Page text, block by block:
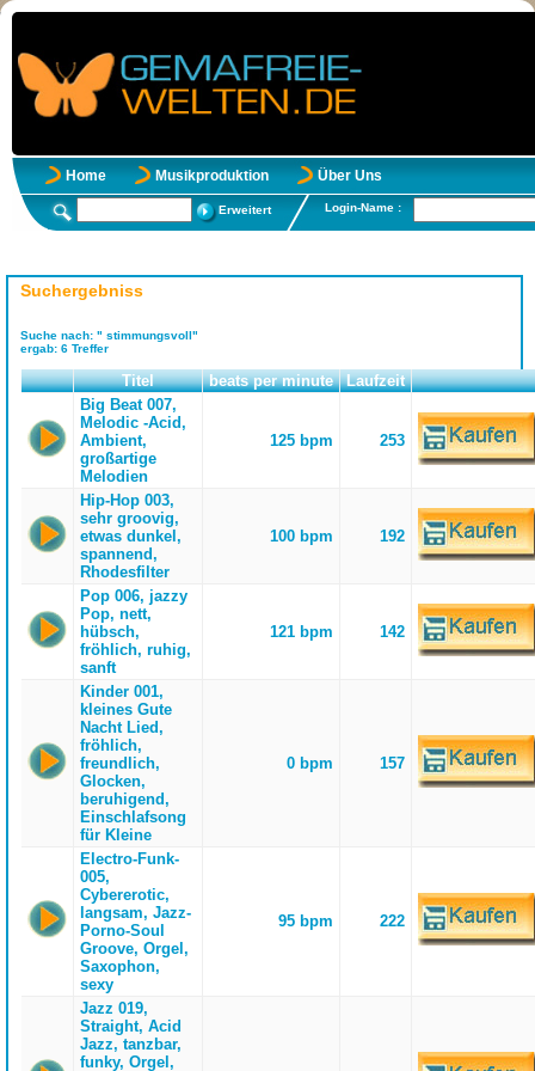
Home Musikproduktion Über Uns
Erweitert Login-Name :
Suchergebniss
Suche nach: " stimmungsvoll"
ergab: 6 Treffer
Titel beats per minute
Laufzeit
Big Beat 007,
Melodic -Acid,
Ambient,
großartige
Melodien
125 bpm 253
Hip-Hop 003,
sehr groovig,
etwas dunkel,
spannend,
Rhodesfilter
100 bpm 192
Pop 006, jazzy
Pop, nett,
hübsch,
fröhlich, ruhig,
sanft
121 bpm 142
Kinder 001,
kleines Gute
Nacht Lied,
fröhlich,
freundlich,
Glocken,
beruhigend,
Einschlafsong
für Kleine
0 bpm 157
Electro-Funk-
005,
Cybererotic,
langsam, Jazz-
Porno-Soul
Groove, Orgel,
Saxophon,
sexy
95 bpm 222
Jazz 019,
Straight, Acid
Jazz, tanzbar,
funky, Orgel,